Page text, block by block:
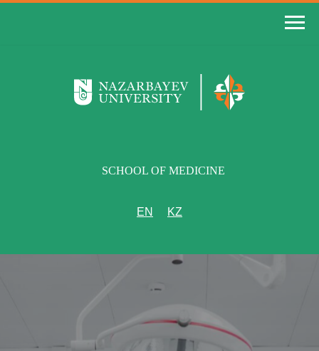
SCHOOL OF MEDICINE
EN KZ